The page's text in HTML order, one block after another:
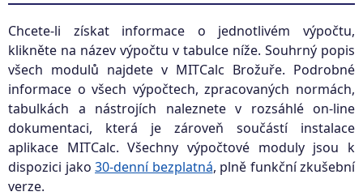
Chcete-li získat informace o jednotlivém výpočtu,
klikněte na název výpočtu v tabulce níže. Souhrný popis
všech modulů najdete v MITCalc Brožuře. Podrobné
informace o všech výpočtech, zpracovaných normách,
tabulkách a nástrojích naleznete v rozsáhlé on-line
dokumentaci, která je zároveň součástí instalace
aplikace MITCalc. Všechny výpočtové moduly jsou k
dispozici jako 30-denní bezplatná, plně funkční zkušební
verze.